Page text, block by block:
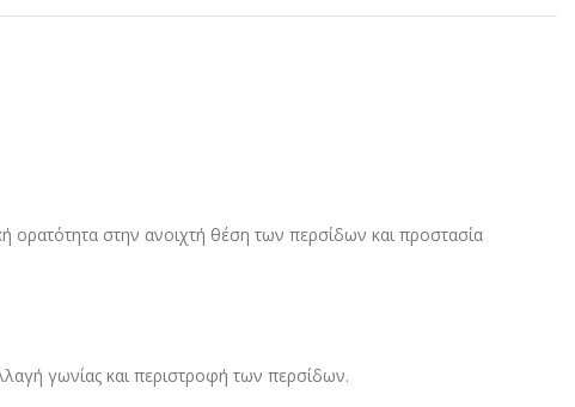
ορατότητα στην ανοιχτή θέση των περσίδων και προστασία
γωνίας και περιστροφή των περσίδων.